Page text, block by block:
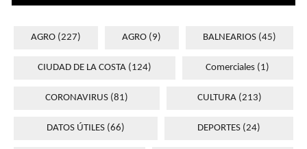
AGRO (227) AGRO (9) BALNEARIOS(45)
CIUDAD DE LA COSTA(124) Comerciales (1)
CORONAVIRUS(81) CULTURA (213)
DATOS ÚTILES (66) DEPORTES(24)